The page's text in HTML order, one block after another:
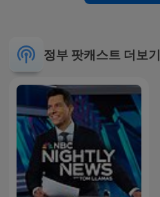
정부 팟캐스트 더보기